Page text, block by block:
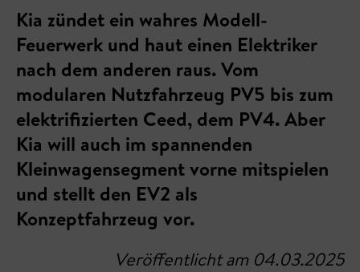
Kia zündet ein wahres Modell-
Feuerwerk und haut einen Elektriker
nach dem anderen raus. Vom
modularen Nutzfahrzeug PV5 bis zum
elektrifizierten Ceed, dem PV4. Aber
Kia will auch im spannenden
Kleinwagensegment vorne mitspielen
und stellt den EV2 als
Konzeptfahrzeug vor.
Veröffentlicht am 04.03.2025